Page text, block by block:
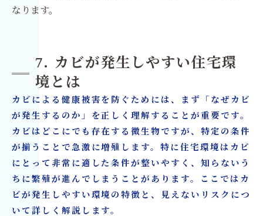
なります。
7. カビが発生しやすい住宅環
境とは
カビによる健康被害を防ぐためには、まず「なぜカビ
が発生するのか」を正しく理解することが重要です。
カビはどこにでも存在する微生物ですが、特定の条件
が揃うことで急激に増殖します。特に住宅環境はカビ
にとって非常に適した条件が整いやすく、知らないう
ちに繁殖が進んでしまうことがあります。ここではカ
ビが発生しやすい環境の特徴と、見えないリスクにつ
いて詳しく解説します。